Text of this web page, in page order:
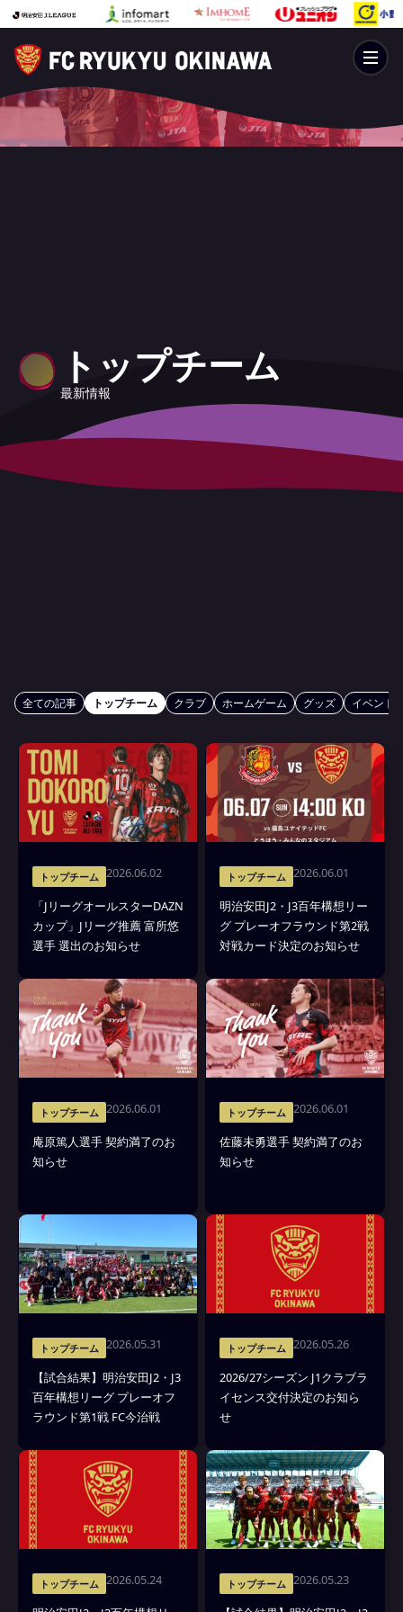
トップチーム
最新情報
全ての記事 トップチーム クラブ ホームゲーム グッズ イベント
トップチーム 2026.06.02
「JリーグオールスターDAZN
カップ」Jリーグ推薦 富所悠
選手 選出のお知らせ
トップチーム 2026.06.01
明治安田J2・J3百年構想リー
グ プレーオフラウンド第2戦
対戦カード決定のお知らせ
トップチーム 2026.06.01
庵原篤人選手 契約満了のお
知らせ
トップチーム 2026.06.01
佐藤未勇選手 契約満了のお
知らせ
トップチーム 2026.05.31
【試合結果】明治安田J2・J3
百年構想リーグ プレーオフ
ラウンド第1戦 FC今治戦
トップチーム 2026.05.26
2026/27シーズン J1クラブラ
イセンス交付決定のお知ら
せ
トップチーム 2026.05.24 トップチーム 2026.05.23